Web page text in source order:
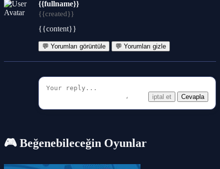
{{fullname}}
{{created}}
{{content}}
💬 Yorumları görüntüle 💬 Yorumları gizle
iptal et Cevapla
🎮 Beğenebileceğin Oyunlar